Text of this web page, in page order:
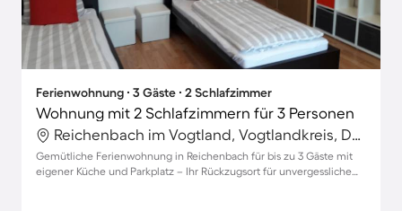
Ferienwohnung ∙ 3 Gäste ∙ 2 Schlafzimmer
Wohnung mit 2 Schlafzimmern für 3 Personen
Reichenbach im Vogtland, Vogtlandkreis, Deutschland
Gemütliche Ferienwohnung in Reichenbach für bis zu 3 Gäste mit
eigener Küche und Parkplatz – Ihr Rückzugsort für unvergessliche